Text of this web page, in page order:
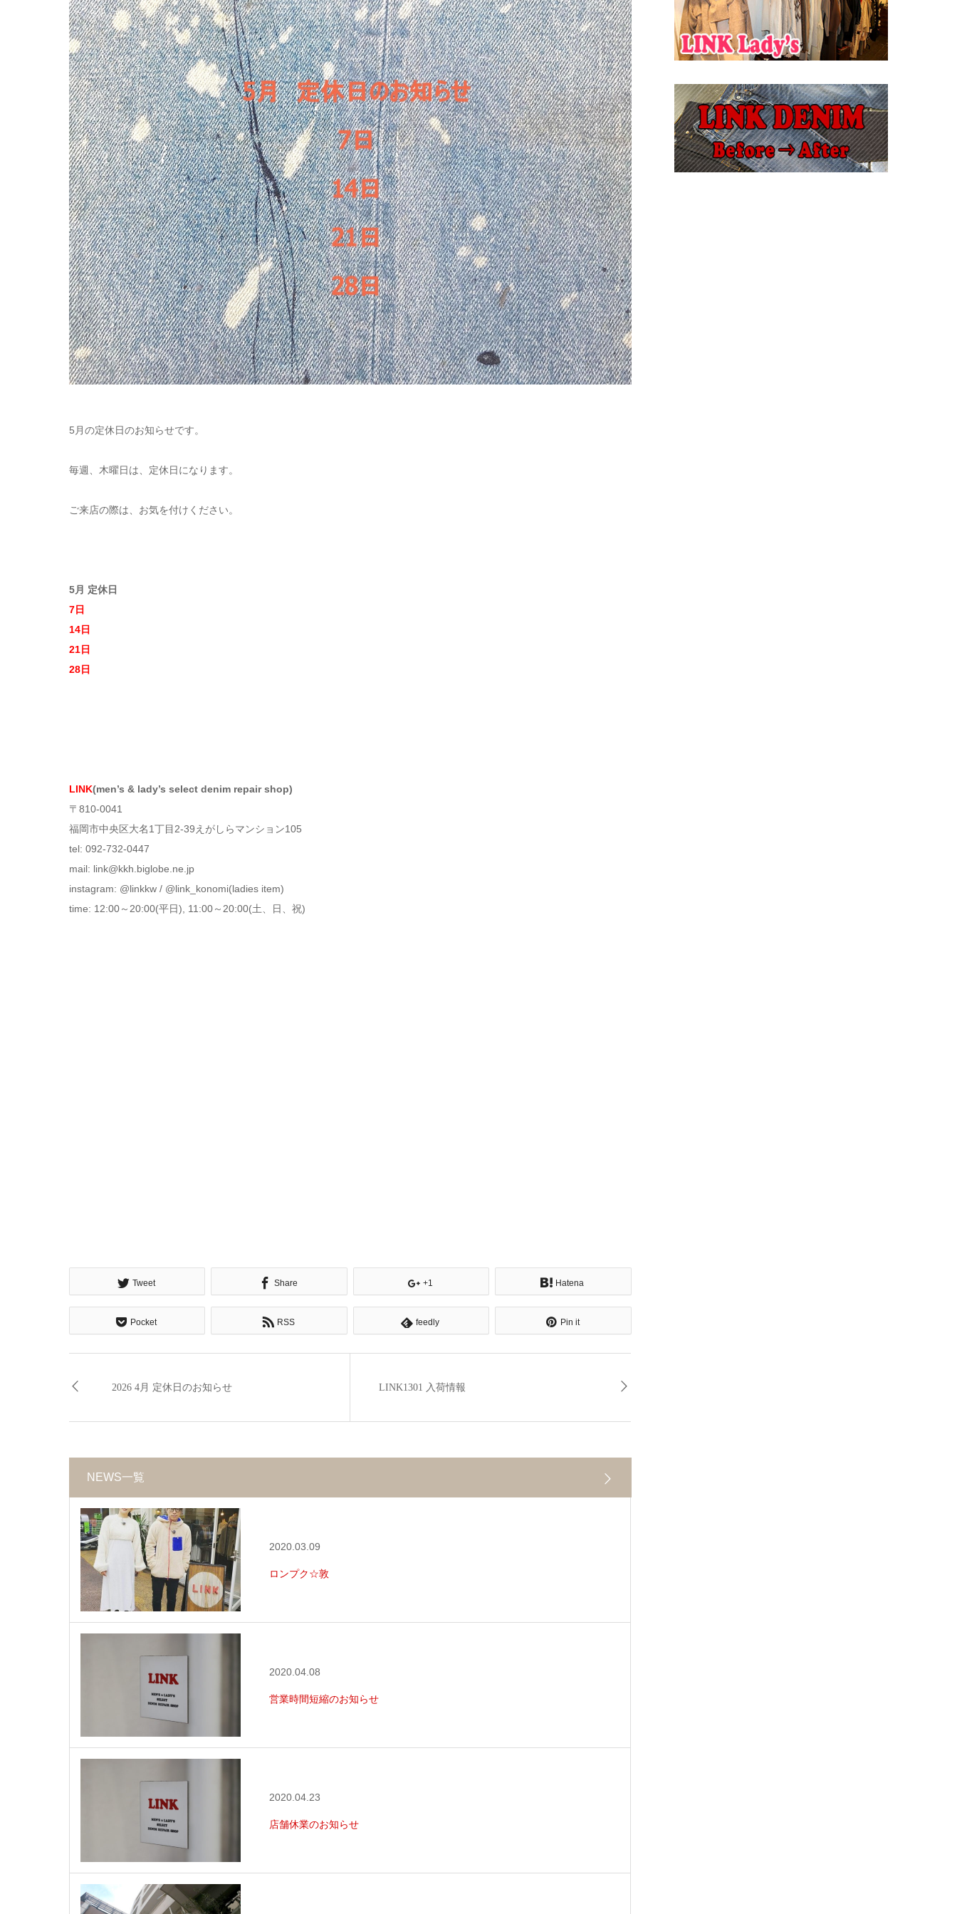
5月の定休日のお知らせです。
毎週、木曜日は、定休日になります。
ご来店の際は、お気を付けください。
5月 定休日
7日
14日
21日
28日
LINK(men’s & lady’s select denim repair shop)
〒810-0041
福岡市中央区大名1丁目2-39えがしらマンション105
tel: 092-732-0447
mail: link@kkh.biglobe.ne.jp
instagram: @linkkw / @link_konomi(ladies item)
time: 12:00～20:00(平日), 11:00～20:00(土、日、祝)
Tweet Share +1 Hatena
Pocket RSS feedly Pin it
2026 4月 定休日のお知らせ LINK1301 入荷情報
NEWS一覧
2020.03.09
ロンプク☆敦
2020.04.08
営業時間短縮のお知らせ
2020.04.23
店舗休業のお知らせ